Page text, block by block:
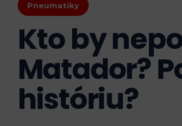
Pneumatiky
Kto by
Matador?
históriu?